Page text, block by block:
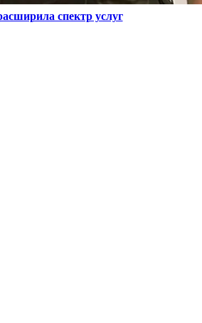
спектр услуг